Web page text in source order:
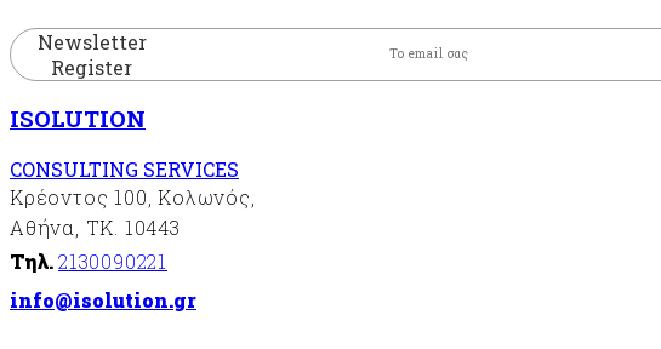
Newsletter
Register
ISOLUTION
CONSULTING SERVICES
Κρέοντος 100, Κολωνός,
Αθήνα, ΤΚ. 10443
Τηλ.2130090221
info@isolution.gr